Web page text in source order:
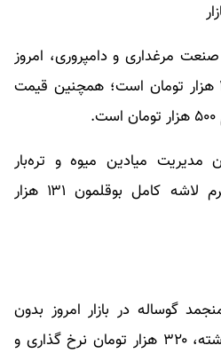
مرغداری و دامپروری، امروز
قیمت دام زنده کیلویی ۲۶۰ هزار تومان است؛ همچنین قیمت
میادین میوه و تره‌بار
شهرداری تهران، هر کیلوگرم لاشه کامل بوقلمون ۱۳۱ هزار
گوساله در بازار امروز بدون
تغییر نسبت به نرخ روز گذشته، ۳۲۰ هزار تومان نرخ گذاری و